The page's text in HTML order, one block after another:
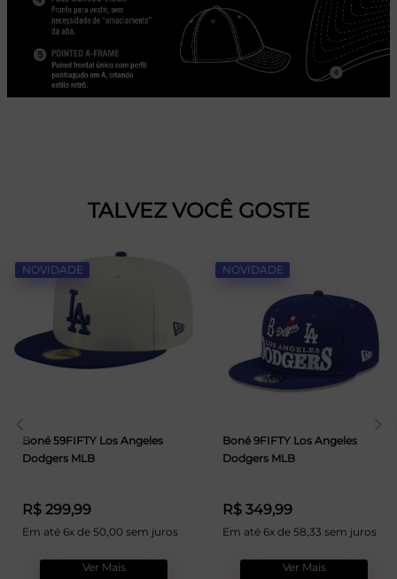
TALVEZ VOCÊ GOSTE
NOVIDADE
Boné 59FIFTY Los Angeles
Dodgers MLB
R$ 299,99
Em até 6x de 50,00 sem juros
Ver Mais
NOVIDADE
Boné 9FIFTY Los Angeles
Dodgers MLB
R$ 349,99
Em até 6x de 58,33 sem juros
Ver Mais